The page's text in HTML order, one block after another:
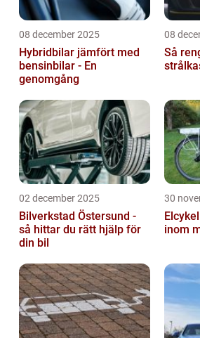
08 december 2025
Hybridbilar jämfört med
bensinbilar - En
genomgång
08
Så
02 december 2025
Bilverkstad Östersund -
så hittar du rätt hjälp för
din bil
30
inom